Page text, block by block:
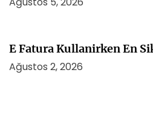
E Fatura Kullanirken En
Ağustos 2, 2026